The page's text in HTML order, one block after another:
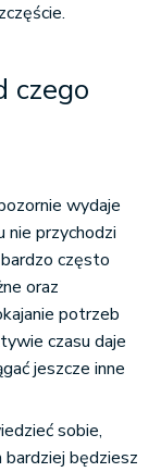
czego
wydaje
nie przychodzi
często
oraz
potrzeb
czasu daje
jeszcze inne
sobie,
będziesz